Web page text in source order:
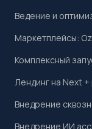
Ведение и
Маркетплейсы:
Комплексный
Лендинг на Next
Внедрение
Внедрение ИИ